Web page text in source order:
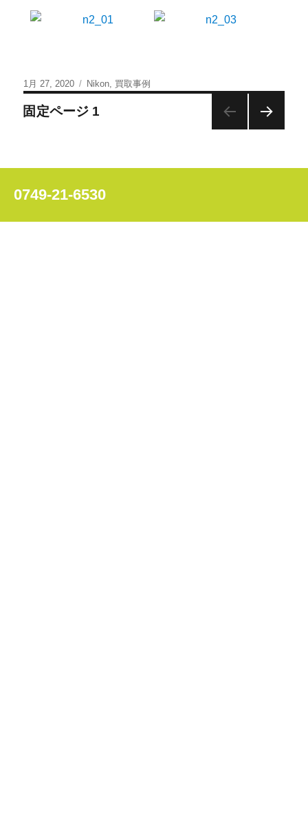
1月 27, 2020 Nikon, 買取事例
固定ページ 1
0749-21-6530